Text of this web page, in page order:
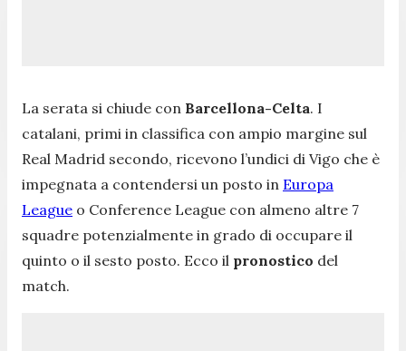
La serata si chiude con Barcellona-Celta. I
catalani, primi in classifica con ampio margine sul
Real Madrid secondo, ricevono l’undici di Vigo che è
impegnata a contendersi un posto in Europa
League o Conference League con almeno altre 7
squadre potenzialmente in grado di occupare il
quinto o il sesto posto. Ecco il pronostico del
match.